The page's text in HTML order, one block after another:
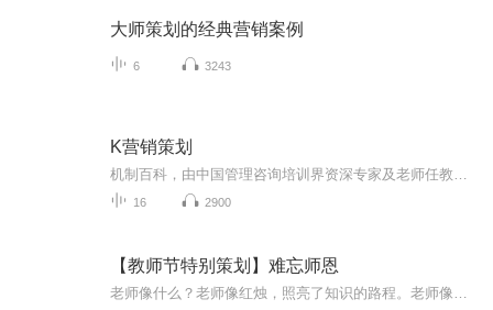
大师策划的经典营销案例
6 3243
K营销策划
16 2900
【教师节特别策划】难忘师恩